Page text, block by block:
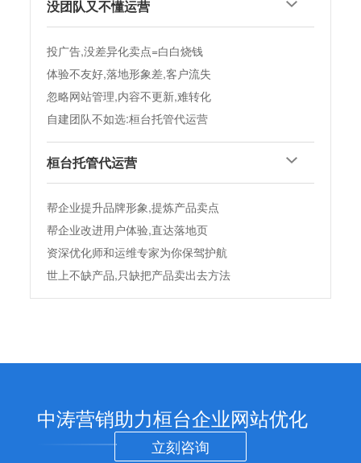
桓台SEO优化
整站优化
AI+seo优化
百度SEO诊断
网站托管
桓台网站制作
企业网站制作
品牌网站设计
外贸网站建设
营销型网站建设
桓台APP开发
IOS软件开发
安卓应用开发
IOS原开发
百度优化
扫码联系客服
北京SEO 上海SEO 广州SEO 深圳SEO 煜程
搜排名
SaasWe 词站 未来机器人 SiteMap